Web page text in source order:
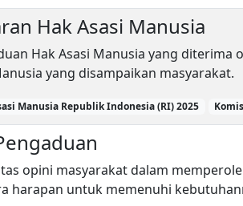
Hak Asasi Manusia
Hak Asasi Manusia yang diterima
yang disampaikan masyarakat.
Manusia Republik Indonesia (RI) 2025
opini masyarakat dalam
harapan untuk memenuhi